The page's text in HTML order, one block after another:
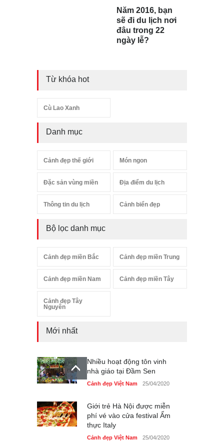
Năm 2016, bạn
sẽ đi du lịch nơi
đâu trong 22
ngày lễ?
Từ khóa hot
Cù Lao Xanh
Danh mục
Cảnh đẹp thế giới Món ngon
Đặc sản vùng miền Địa điểm du lịch
Thông tin du lịch Cảnh biển đẹp
Bộ lọc danh mục
Cảnh đẹp miền Bắc Cảnh đẹp miền Trung
Cảnh đẹp miền Nam Cảnh đẹp miền Tây
Cảnh đẹp Tây
Nguyên
Mới nhất
Nhiều hoạt động tôn vinh
nhà giáo tại Đầm Sen
Cảnh đẹp Việt Nam 25/04/2020
Giới trẻ Hà Nội được miễn
phí vé vào cửa festival Ẩm
thực Italy
Cảnh đẹp Việt Nam 25/04/2020